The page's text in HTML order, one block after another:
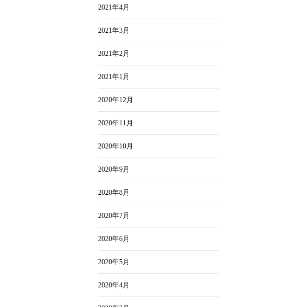
2021年4月
2021年3月
2021年2月
2021年1月
2020年12月
2020年11月
2020年10月
2020年9月
2020年8月
2020年7月
2020年6月
2020年5月
2020年4月